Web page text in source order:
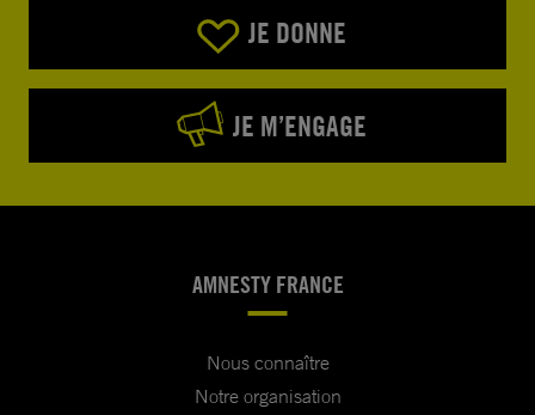
JE DONNE
JE M’ENGAGE
AMNESTY FRANCE
Nous connaître
Notre organisation